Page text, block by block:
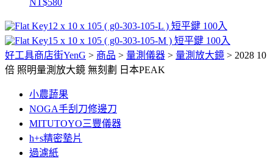
12 x 10 x 105 ( g0-303-105-L ) 短平鍵 100入
15 x 10 x 105 ( g0-303-105-M ) 短平鍵 100入
好工具商店街YenG > 商品 > 量測儀器 > 量測放大鏡 > 2028 10
倍 照明量測放大鏡 無刻劃 日本PEAK
小農蔬果
NOGA手刮刀修邊刀
MITUTOYO三豐儀器
h+s精密墊片
過濾紙